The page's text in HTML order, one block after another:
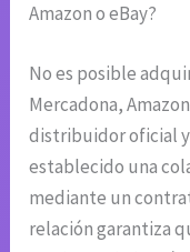
Amazon o eBay?
No es posible
Mercadona,
distribuidor oficial
establecido una
mediante un
relación garantiza